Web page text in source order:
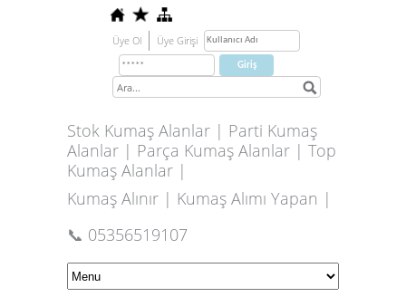
Üye Ol Üye Girişi
Stok Kumaş Alanlar | Parti Kumaş
Alanlar | Parça Kumaş Alanlar | Top
Kumaş Alanlar |
Kumaş Alınır | Kumaş Alımı Yapan |
📞 05356519107